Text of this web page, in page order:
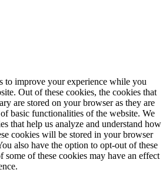
to improve your experience while you
Out of these cookies, the cookies that
are stored on your browser as they are
basic functionalities of the website. We
that help us analyze and understand how
cookies will be stored in your browser
also have the option to opt-out of these
of these cookies may have an effect